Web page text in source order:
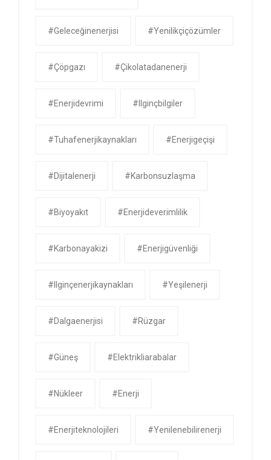
#geleceğinenerjisi #yenilikçiçözümler
#çöpgazı #çikolatadanenerji
#enerjidevrimi #ilginçbilgiler
#tuhafenerjikaynakları #enerjigeçişi
#dijitalenerji #karbonsuzlaşma
#biyoyakıt #enerjideverimlilik
#karbonayakizi #enerjigüvenliği
#ilginçenerjikaynakları #yeşilenerji
#dalgaenerjisi #rüzgar
#güneş #Elektrikliarabalar
#nükleer #Enerji
#enerjiteknolojileri #yenilenebilirenerji